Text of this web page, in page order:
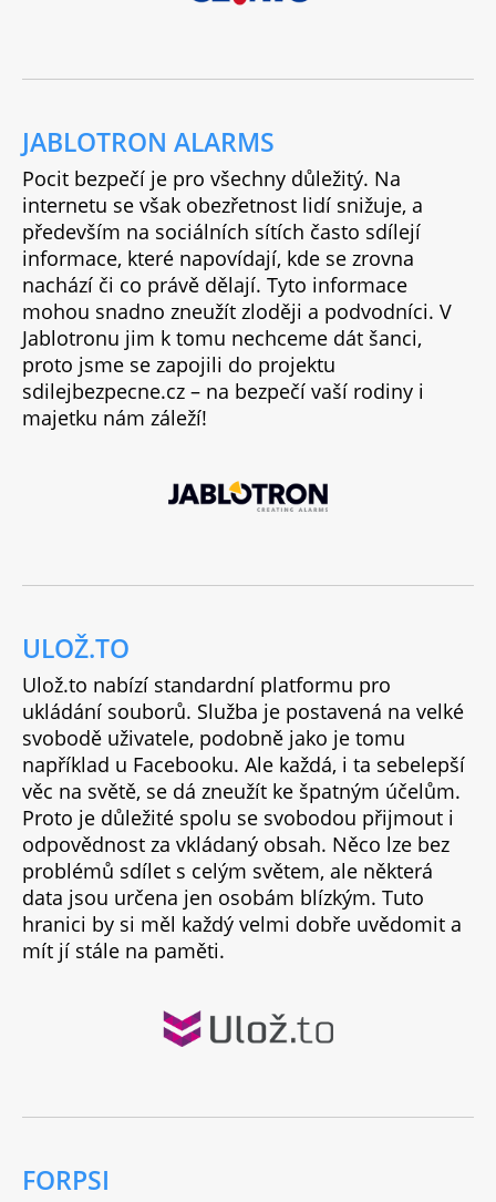
JABLOTRON ALARMS
Pocit bezpečí je pro všechny důležitý. Na
internetu se však obezřetnost lidí snižuje, a
především na sociálních sítích často sdílejí
informace, které napovídají, kde se zrovna
nachází či co právě dělají. Tyto informace
mohou snadno zneužít zloději a podvodníci. V
Jablotronu jim k tomu nechceme dát šanci,
proto jsme se zapojili do projektu
sdilejbezpecne.cz – na bezpečí vaší rodiny i
majetku nám záleží!
ULOŽ.TO
Ulož.to nabízí standardní platformu pro
ukládání souborů. Služba je postavená na velké
svobodě uživatele, podobně jako je tomu
například u Facebooku. Ale každá, i ta sebelepší
věc na světě, se dá zneužít ke špatným účelům.
Proto je důležité spolu se svobodou přijmout i
odpovědnost za vkládaný obsah. Něco lze bez
problémů sdílet s celým světem, ale některá
data jsou určena jen osobám blízkým. Tuto
hranici by si měl každý velmi dobře uvědomit a
mít jí stále na paměti.
FORPSI